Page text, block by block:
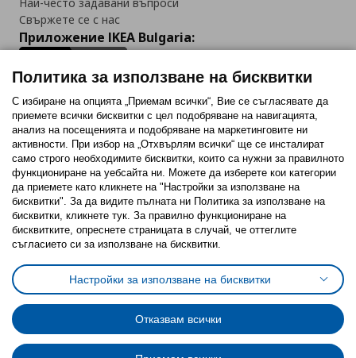
Свържете се с нас
Приложение IKEA Bulgaria:
Последвайте ни:
FacebookTwitterYoutubePinterestInstagram
Политика за използване на бисквитки (Cookies)
Избор на настройки за използване на бисквитки
Условия за ползване на ikea.bgОбща политика за личните данни
Политика за защита на личните данни на ikea.bg
Общи условия на програма IKEA Family
Политика за защита на лични данни на програма IKEA Family
Политика за използване на бисквитки
С избиране на опцията „Приемам всички“, Вие се съгласявате да
приемете всички бисквитки с цел подобряване на навигацията,
анализ на посещенията и подобряване на маркетинговите ни
активности. При избор на „Отхвърлям всички“ ще се инсталират
само строго необходимитe бисквитки, които са нужни за правилното
функциониране на уебсайта ни. Можете да изберете кои категории
да приемете като кликнете на "Настройки за използване на
бисквитки". За да видите пълната ни Политика за използване на
бисквитки, кликнете тук. За правилно функциониране на
бисквитките, опреснете страницата в случай, че оттеглите
съгласието си за използване на бисквитки.
Настройки за използване на бисквитки
Отказвам всички